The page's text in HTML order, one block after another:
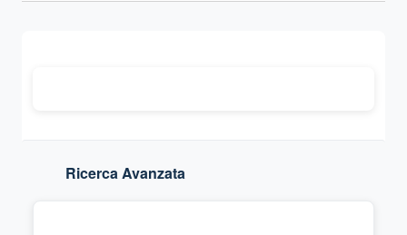
Ricerca Avanzata